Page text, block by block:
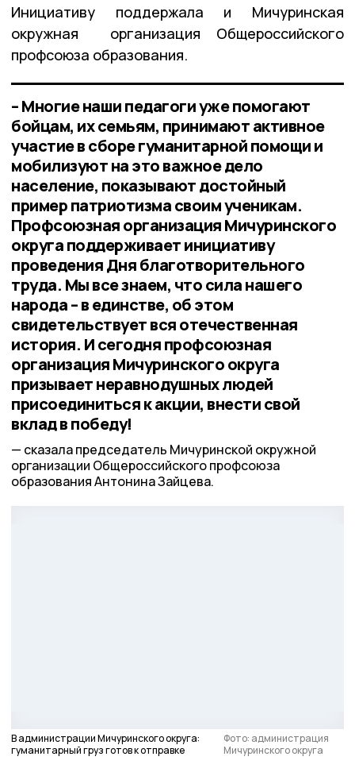
Инициативу поддержала и Мичуринская
окружная организация Общероссийского
профсоюза образования.
– Многие наши педагоги уже помогают
бойцам, их семьям, принимают активное
участие в сборе гуманитарной помощи и
мобилизуют на это важное дело
население, показывают достойный
пример патриотизма своим ученикам.
Профсоюзная организация Мичуринского
округа поддерживает инициативу
проведения Дня благотворительного
труда. Мы все знаем, что сила нашего
народа – в единстве, об этом
свидетельствует вся отечественная
история. И сегодня профсоюзная
организация Мичуринского округа
призывает неравнодушных людей
присоединиться к акции, внести свой
вклад в победу!
сказала председатель Мичуринской окружной
организации Общероссийского профсоюза
образования Антонина Зайцева.
В администрации Мичуринского округа:
гуманитарный груз готов к отправке
Фото: администрация
Мичуринского округа